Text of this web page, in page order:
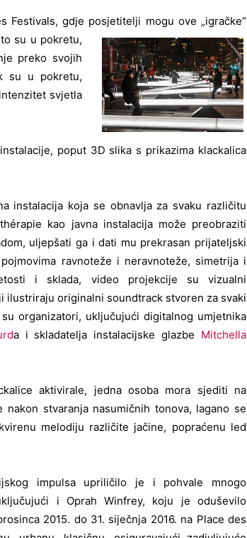
Festivals, gdje posjetitelji mogu ove „igračke“
su u pokretu,
preko svojih
su u pokretu,
svjetla
poput 3D slika s prikazima klackalica
instalacija koja se obnavlja za svaku različitu
kao javna instalacija može preobraziti
uljepšati ga i dati mu prekrasan prijateljski
ravnoteže i neravnoteže, simetrija i
i sklada, video projekcije su vizualni
ilustriraju originalni soundtrack stvoren za svaki
organizatori, uključujući digitalnog umjetnika
a i skladatelja instalacijske glazbe Mitchella
aktivirale, jedna osoba mora sjediti na
nakon stvaranja nasumičnih tonova, lagano se
melodiju različite jačine, popraćenu led
impulsa upriličilo je i pohvale mnogo
i Oprah Winfrey, koju je oduševilo
2015. do 31. siječnja 2016. na Place des